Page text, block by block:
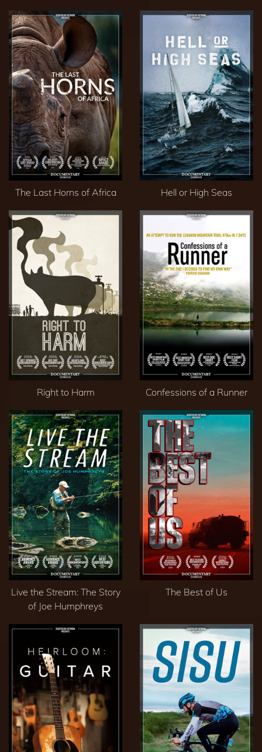
The Last Horns of Africa Hell or High Seas
Right to Harm Confessions of a Runner
Live the Stream: The Story
of Joe Humphreys
The Best of Us